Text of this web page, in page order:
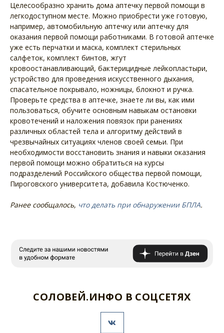
Целесообразно хранить дома аптечку первой помощи в
легкодоступном месте. Можно приобрести уже готовую,
например, автомобильную аптечку или аптечку для
оказания первой помощи работниками. В готовой аптечке
уже есть перчатки и маска, комплект стерильных
салфеток, комплект бинтов, жгут
кровоостанавливающий, бактерицидные лейкопластыри,
устройство для проведения искусственного дыхания,
спасательное покрывало, ножницы, блокнот и ручка.
Проверьте средства в аптечке, знаете ли вы, как ими
пользоваться, обучите основным навыкам остановки
кровотечений и наложения повязок при ранениях
различных областей тела и алгоритму действий в
чрезвычайных ситуациях членов своей семьи. При
необходимости восстановить знания и навыки оказания
первой помощи можно обратиться на курсы
подразделений Российского общества первой помощи,
Пироговского университета, добавила Костюченко.
Ранее сообщалось, что делать при обнаружении БПЛА.
СОЛОВЕЙ.ИНФО В СОЦСЕТЯХ